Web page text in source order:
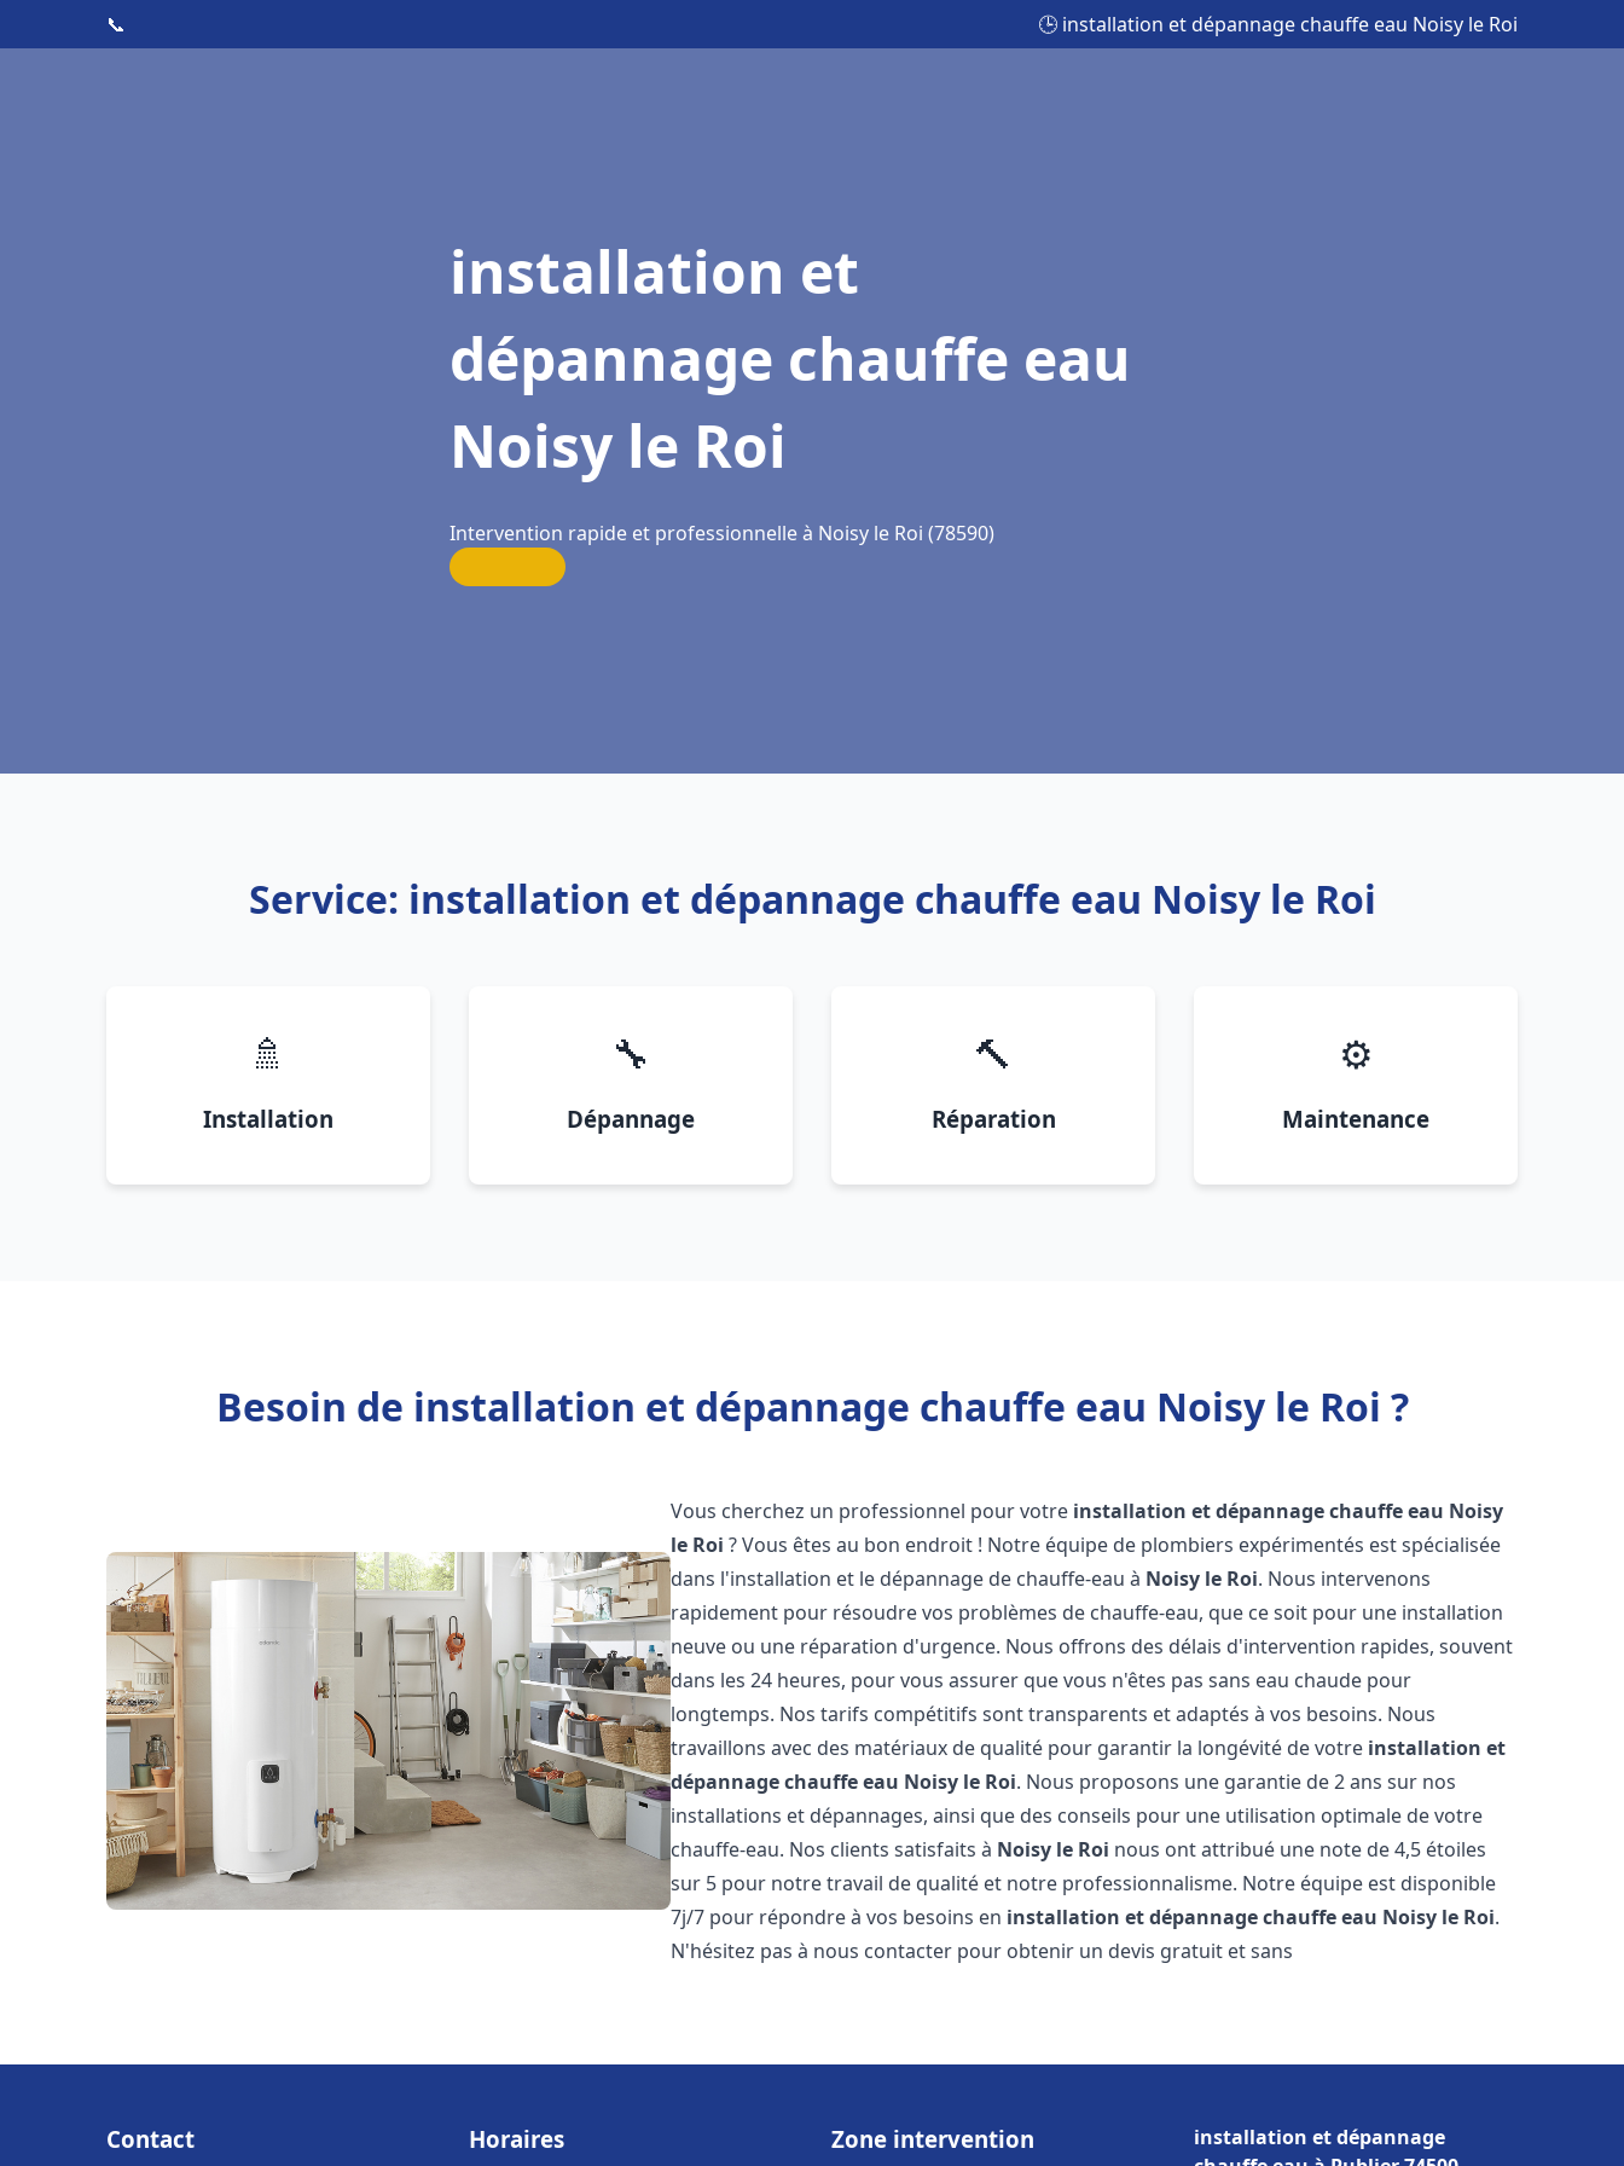
📞 🕒 installation et dépannage chauffe eau Noisy le Roi
installation et
dépannage chauffe eau
Noisy le Roi
Intervention rapide et professionnelle à Noisy le Roi (78590)
Service: installation et dépannage chauffe eau Noisy le Roi
🚿
Installation
🔧
Dépannage
🔨
Réparation
⚙️
Maintenance
Besoin de installation et dépannage chauffe eau Noisy le Roi ?
Vous cherchez un professionnel pour votre installation et dépannage chauffe eau Noisy
le Roi ? Vous êtes au bon endroit ! Notre équipe de plombiers expérimentés est spécialisée
dans l'installation et le dépannage de chauffe-eau à Noisy le Roi. Nous intervenons
rapidement pour résoudre vos problèmes de chauffe-eau, que ce soit pour une installation
neuve ou une réparation d'urgence. Nous offrons des délais d'intervention rapides, souvent
dans les 24 heures, pour vous assurer que vous n'êtes pas sans eau chaude pour
longtemps. Nos tarifs compétitifs sont transparents et adaptés à vos besoins. Nous
travaillons avec des matériaux de qualité pour garantir la longévité de votre installation et
dépannage chauffe eau Noisy le Roi. Nous proposons une garantie de 2 ans sur nos
installations et dépannages, ainsi que des conseils pour une utilisation optimale de votre
chauffe-eau. Nos clients satisfaits à Noisy le Roi nous ont attribué une note de 4,5 étoiles
sur 5 pour notre travail de qualité et notre professionnalisme. Notre équipe est disponible
7j/7 pour répondre à vos besoins en installation et dépannage chauffe eau Noisy le Roi.
N'hésitez pas à nous contacter pour obtenir un devis gratuit et sans
Contact Horaires Zone intervention
installation et dépannage